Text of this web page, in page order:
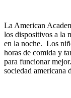
La American
los dispositivos a la
en la noche. Los
horas de comida y
para funcionar
sociedad americana